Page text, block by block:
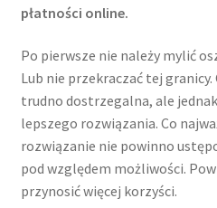
płatności online.
Po pierwsze nie należy mylić
Lub nie przekraczać tej
trudno dostrzegalna, ale
lepszego rozwiązania. Co
rozwiązanie nie powinno
pod względem możliwości.
przynosić więcej korzyści.